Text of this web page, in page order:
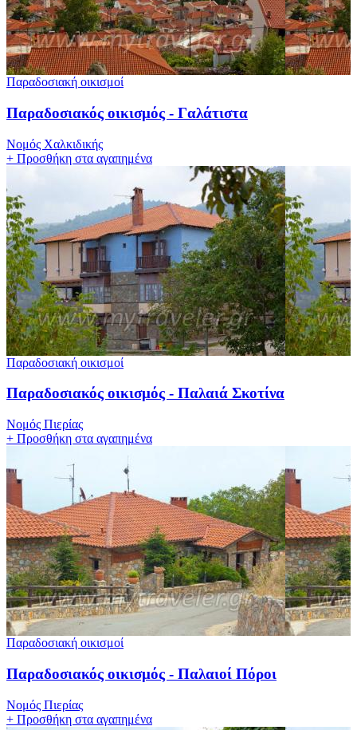
Παραδοσιακή οικισμοί
Παραδοσιακός οικισμός - Γαλάτιστα
Νομός Χαλκιδικής
+ Προσθήκη στα αγαπημένα
Παραδοσιακή οικισμοί
Παραδοσιακός οικισμός - Παλαιά Σκοτίνα
Νομός Πιερίας
+ Προσθήκη στα αγαπημένα
Παραδοσιακή οικισμοί
Παραδοσιακός οικισμός - Παλαιοί Πόροι
Νομός Πιερίας
+ Προσθήκη στα αγαπημένα